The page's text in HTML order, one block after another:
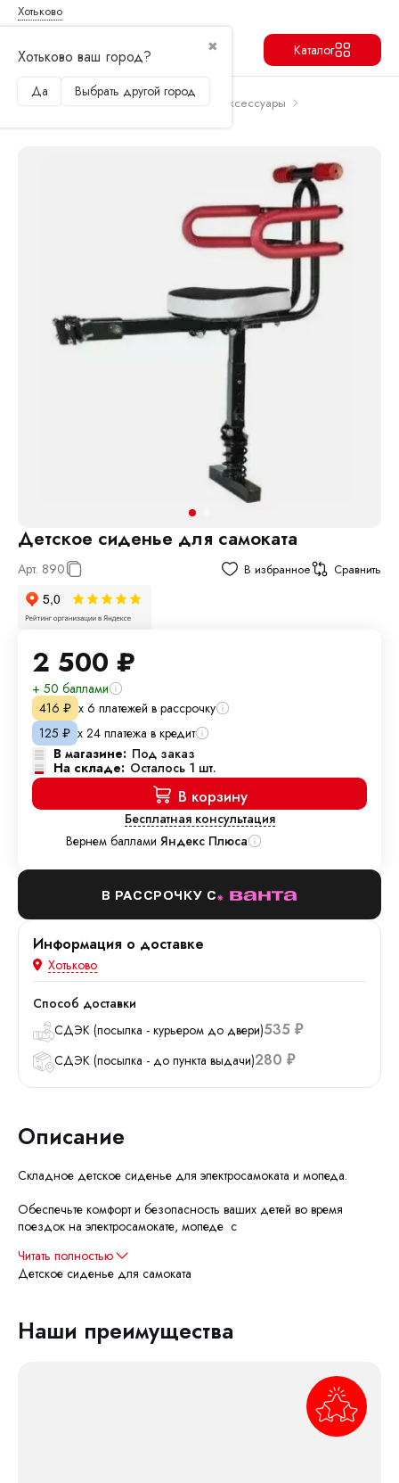
Хотьково
✖
Хотьково ваш город?
Да Выбрать другой город
Каталог
Главная Запчасти и аксессуары
Аксессуары
Детское сиденье для самоката
Арт. 890 В избранное Сравнить
2 500 ₽
+ 50 баллами
416 ₽ х 6 платежей в рассрочку
125 ₽ х 24 платежа в кредит
В магазине: Под заказ
На складе: Осталось 1 шт.
В корзину
Бесплатная консультация
Вернем баллами Яндекс Плюса
В РАССРОЧКУ С
Информация о доставке
Хотьково
Способ доставки
СДЭК (посылка - курьером до двери)535 ₽
СДЭК (посылка - до пункта выдачи)280 ₽
Описание
Складное детское сиденье для электросамоката и мопеда.
Обеспечьте комфорт и безопасность ваших детей во время
поездок на электросамокате, мопеде с
Читать полностью
Детское сиденье для самоката
Наши преимущества
Продолжить Перейти в корзину